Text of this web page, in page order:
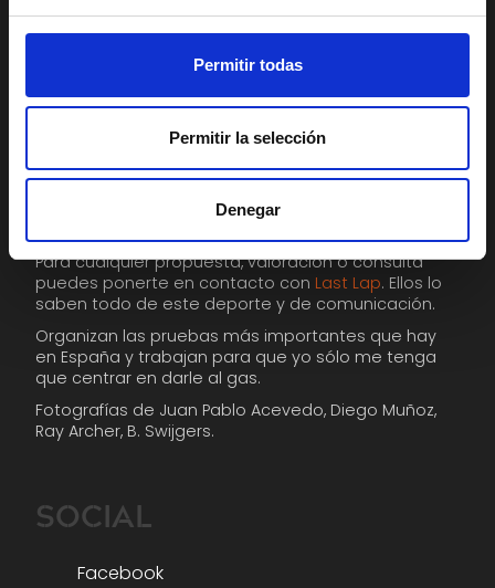
Permitir todas
Permitir la selección
Denegar
JP 61
CONTACTO
Escríbenos un mail
Para cualquier propuesta, valoración o consulta
puedes ponerte en contacto con Last Lap. Ellos lo
saben todo de este deporte y de comunicación.
Organizan las pruebas más importantes que hay
en España y trabajan para que yo sólo me tenga
que centrar en darle al gas.
Fotografías de Juan Pablo Acevedo, Diego Muñoz,
Ray Archer, B. Swijgers.
SOCIAL
Facebook